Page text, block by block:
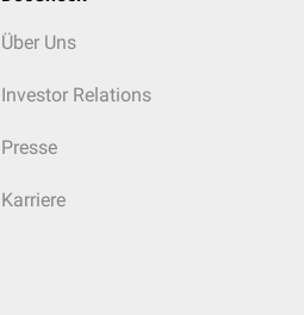
Über Uns
Investor Relations
Presse
Karriere